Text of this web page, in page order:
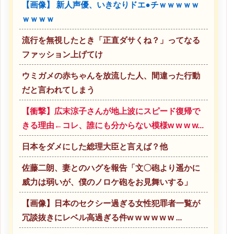
【画像】 新人声優、いきなりドエ●チｗｗｗｗｗ
ｗｗｗｗ
流行を無視したとき「正直ダサくね？」ってなる
ファッション上げてけ
ウミガメの赤ちゃんを放流した人、間違った行動
だと言われてしまう
【衝撃】広末涼子さんが地上波にスピード復帰で
きる理由←コレ、誰にも分からない模様w w w w...
日本をダメにした総理大臣と言えば？他
佐藤二朗、妻とのハグを報告「文〇砲より遥かに
威力は弱いが、僕のノロケ砲をお見舞いする」
【画像】日本のセクシー過ぎる女性犯罪者一覧が
冗談抜きにレベル高過ぎる件w w w w w w ...